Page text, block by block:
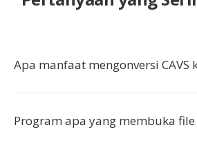
Apa manfaat mengonversi CAVS
Program apa yang membuka file